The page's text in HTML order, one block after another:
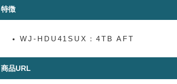
特徴
WJ-HDU41SUX：4TB AFT
商品URL